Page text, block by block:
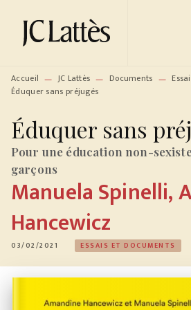
MENU RECHERCHE
PIED DE PAGE
Accueil — JC Lattès — Documents —
Éduquer sans préjugés
Éduquer sans
Pour une éducation non-
garçons
Manuela Spinelli,
Hancewicz
03/02/2021 ESSAIS ET DOCUMENTS